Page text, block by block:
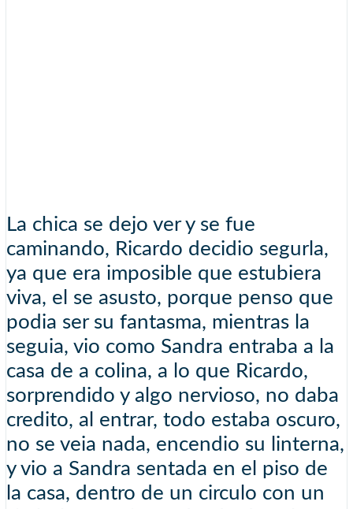
La chica se dejo ver y se fue
caminando, Ricardo decidio segurla,
ya que era imposible que estubiera
viva, el se asusto, porque penso que
podia ser su fantasma, mientras la
seguia, vio como Sandra entraba a la
casa de a colina, a lo que Ricardo,
sorprendido y algo nervioso, no daba
credito, al entrar, todo estaba oscuro,
no se veia nada, encendio su linterna,
y vio a Sandra sentada en el piso de
la casa, dentro de un circulo con un